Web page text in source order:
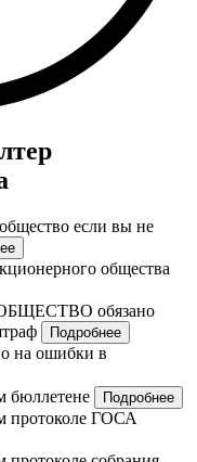
если вы не
общества
обязано
Подробнее
на ошибки в
бюллетене Подробнее
протоколе ГОСА